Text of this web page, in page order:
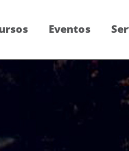
Eventos